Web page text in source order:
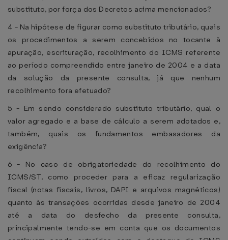
substituto, por força dos Decretos acima mencionados?
4 - Na hipótese de figurar como substituto tributário, quais
os procedimentos a serem concebidos no tocante à
apuração, escrituração, recolhimento do ICMS referente
ao período compreendido entre janeiro de 2004 e a data
da solução da presente consulta, já que nenhum
recolhimento fora efetuado?
5 - Em sendo considerado substituto tributário, qual o
valor agregado e a base de cálculo a serem adotados e,
também, quais os fundamentos embasadores da
exigência?
6 - No caso de obrigatoriedade do recolhimento do
ICMS/ST, como proceder para a eficaz regularização
fiscal (notas fiscais, livros, DAPI e arquivos magnéticos)
quanto às transações ocorridas desde janeiro de 2004
até a data do desfecho da presente consulta,
principalmente tendo-se em conta que os documentos